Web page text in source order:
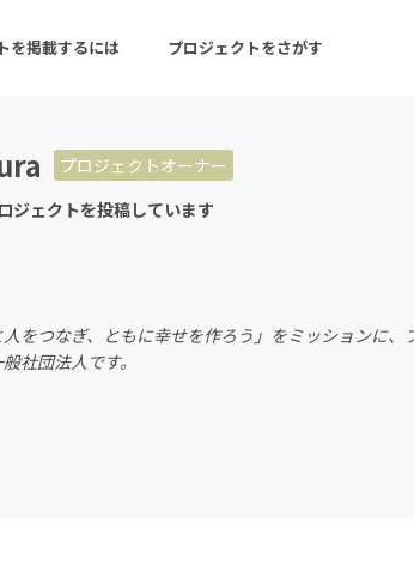
を掲載するには プロジェクトをさがす
新着プロジェクト
ビス開発 フード・飲食店
プロジェクトオーナー
ジェクトを投稿しています
人をつなぎ、ともに幸せを作ろう」をミッションに
社団法人です。